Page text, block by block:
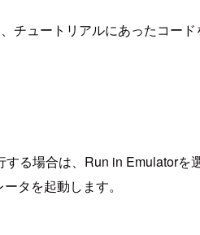
ュートリアルにあったコード
る場合は、Run in Emulatorを
タを起動します。